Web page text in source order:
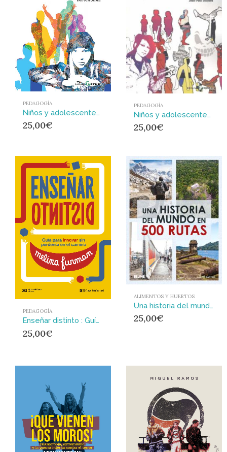
PEDAGOGÍA
Niños y adolescentes en mutación : Instrucciones para padres, educadores, maestros y terapeutas
25,00€
PEDAGOGÍA
Niños y adolescentes con grandes dificultades : La revolución socioterapéutica
25,00€
PEDAGOGÍA
Enseñar distinto : Guía para innovar sin perderse en el camino
25,00€
ALIMENTOS Y HUERTOS
Una historia del mundo en 500 rutas (2024)
25,00€